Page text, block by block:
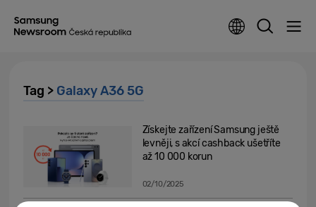
Tag > Galaxy A36 5G
Získejte zařízení Samsung ještě
levněji, s akcí cashback ušetříte
až 10 000 korun
02/10/2025